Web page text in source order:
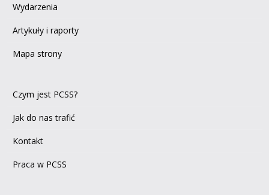
Wydarzenia
Artykuły i raporty
Mapa strony
Czym jest PCSS?
Jak do nas trafić
Kontakt
Praca w PCSS